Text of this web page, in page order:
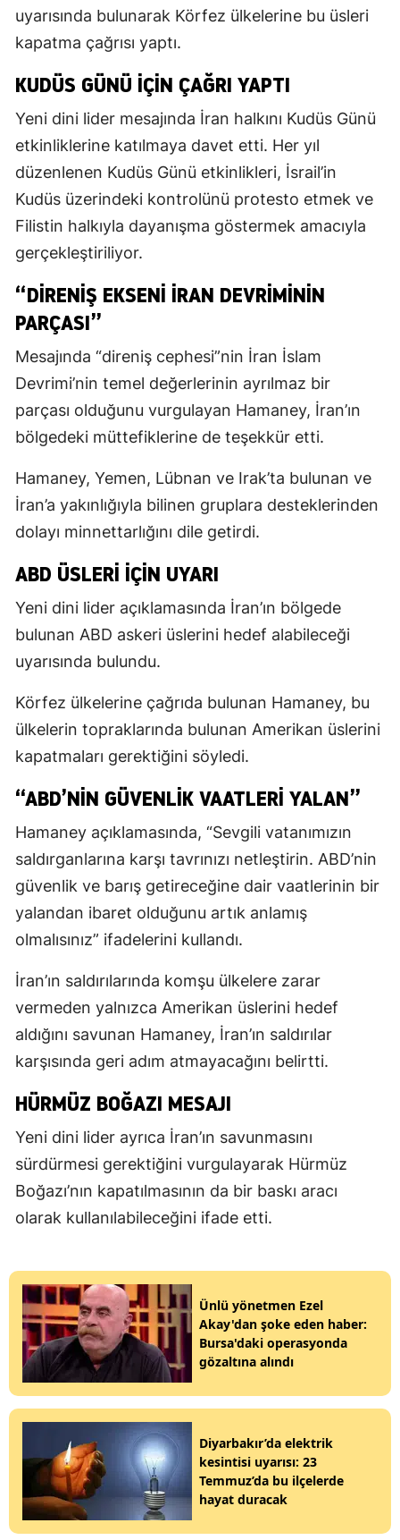
uyarısında bulunarak Körfez ülkelerine bu üsleri
kapatma çağrısı yaptı.
KUDÜS GÜNÜ IÇIN ÇAĞRI YAPTI
Yeni dini lider mesajında İran halkını Kudüs Günü
etkinliklerine katılmaya davet etti. Her yıl
düzenlenen Kudüs Günü etkinlikleri, İsrail’in
Kudüs üzerindeki kontrolünü protesto etmek ve
Filistin halkıyla dayanışma göstermek amacıyla
gerçekleştiriliyor.
“DIRENIŞ EKSENI İRAN DEVRIMININ
PARÇASI”
Mesajında “direniş cephesi”nin İran İslam
Devrimi’nin temel değerlerinin ayrılmaz bir
parçası olduğunu vurgulayan Hamaney, İran’ın
bölgedeki müttefiklerine de teşekkür etti.
Hamaney, Yemen, Lübnan ve Irak’ta bulunan ve
İran’a yakınlığıyla bilinen gruplara desteklerinden
dolayı minnettarlığını dile getirdi.
ABD ÜSLERI IÇIN UYARI
Yeni dini lider açıklamasında İran’ın bölgede
bulunan ABD askeri üslerini hedef alabileceği
uyarısında bulundu.
Körfez ülkelerine çağrıda bulunan Hamaney, bu
ülkelerin topraklarında bulunan Amerikan üslerini
kapatmaları gerektiğini söyledi.
“ABD’NIN GÜVENLIK VAATLERI YALAN”
Hamaney açıklamasında, “Sevgili vatanımızın
saldırganlarına karşı tavrınızı netleştirin. ABD’nin
güvenlik ve barış getireceğine dair vaatlerinin bir
yalandan ibaret olduğunu artık anlamış
olmalısınız” ifadelerini kullandı.
İran’ın saldırılarında komşu ülkelere zarar
vermeden yalnızca Amerikan üslerini hedef
aldığını savunan Hamaney, İran’ın saldırılar
karşısında geri adım atmayacağını belirtti.
HÜRMÜZ BOĞAZI MESAJI
Yeni dini lider ayrıca İran’ın savunmasını
sürdürmesi gerektiğini vurgulayarak Hürmüz
Boğazı’nın kapatılmasının da bir baskı aracı
olarak kullanılabileceğini ifade etti.
Ünlü yönetmen Ezel
Akay'dan şoke eden haber:
Bursa'daki operasyonda
gözaltına alındı
Diyarbakır’da elektrik
kesintisi uyarısı: 23
Temmuz’da bu ilçelerde
hayat duracak